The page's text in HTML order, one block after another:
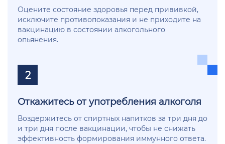
Оцените состояние здоровья перед прививкой,
исключите противопоказания и не приходите на
вакцинацию в состоянии алкогольного
опьянения.
2
Откажитесь от употребления алкоголя
Воздержитесь от спиртных напитков за три дня до
и три дня после вакцинации, чтобы не снижать
эффективность формирования иммунного ответа.